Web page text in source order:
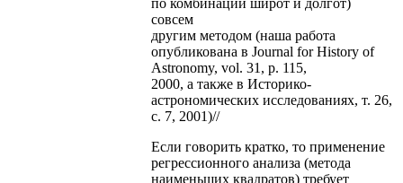
по комбинации широт и долгот)
совсем
другим методом (наша работа
опубликована в Journal for History of
Astronomy, vol. 31, p. 115,
2000, а также в Историко-
астрономических исследованиях, т. 26,
с. 7, 2001)//
Если говорить кратко, то применение
регрессионного анализа (метода
наименьших квадратов) требует